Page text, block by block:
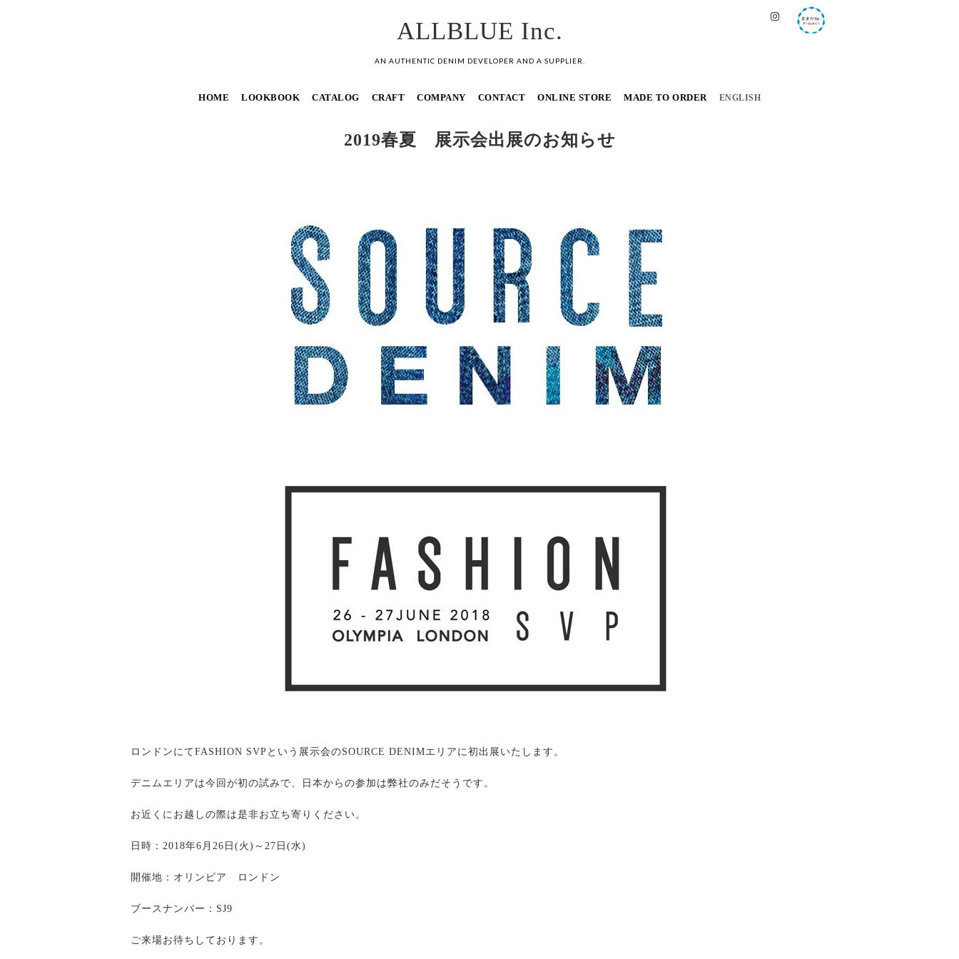
ALLBLUE Inc.
AN AUTHENTIC DENIM DEVELOPER AND A SUPPLIER.
HOME LOOKBOOK CATALOG CRAFT COMPANY CONTACT ONLINE STORE MADE TO ORDER ENGLISH
2019春夏 展示会出展のお知らせ
ロンドンにてFASHION SVPという展示会のSOURCE DENIMエリアに初出展いたします。
デニムエリアは今回が初の試みで、日本からの参加は弊社のみだそうです。
お近くにお越しの際は是非お立ち寄りください。
日時：2018年6月26日(火)～27日(水)
開催地：オリンピア ロンドン
ブースナンバー：SJ9
ご来場お待ちしております。